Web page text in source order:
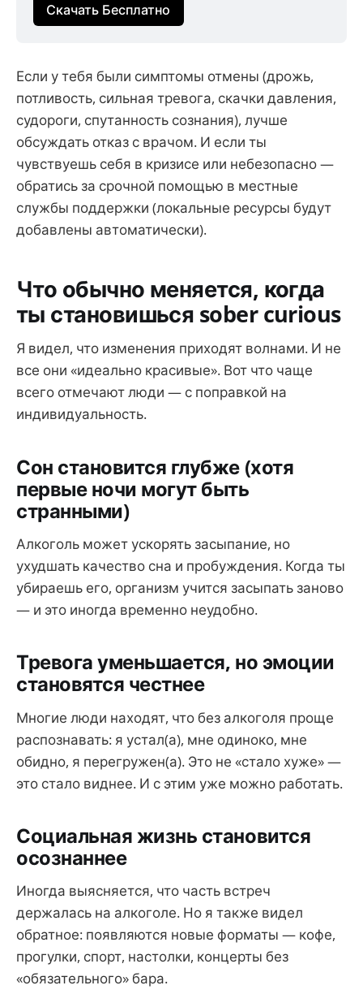
Скачать Бесплатно
Если у тебя были симптомы отмены (дрожь,
потливость, сильная тревога, скачки давления,
судороги, спутанность сознания), лучше
обсуждать отказ с врачом. И если ты
чувствуешь себя в кризисе или небезопасно —
обратись за срочной помощью в местные
службы поддержки (локальные ресурсы будут
добавлены автоматически).
Что обычно меняется, когда
ты становишься sober curious
Я видел, что изменения приходят волнами. И не
все они «идеально красивые». Вот что чаще
всего отмечают люди — с поправкой на
индивидуальность.
Сон становится глубже (хотя
первые ночи могут быть
странными)
Алкоголь может ускорять засыпание, но
ухудшать качество сна и пробуждения. Когда ты
убираешь его, организм учится засыпать заново
— и это иногда временно неудобно.
Тревога уменьшается, но эмоции
становятся честнее
Многие люди находят, что без алкоголя проще
распознавать: я устал(а), мне одиноко, мне
обидно, я перегружен(а). Это не «стало хуже» —
это стало виднее. И с этим уже можно работать.
Социальная жизнь становится
осознаннее
Иногда выясняется, что часть встреч
держалась на алкоголе. Но я также видел
обратное: появляются новые форматы — кофе,
прогулки, спорт, настолки, концерты без
«обязательного» бара.